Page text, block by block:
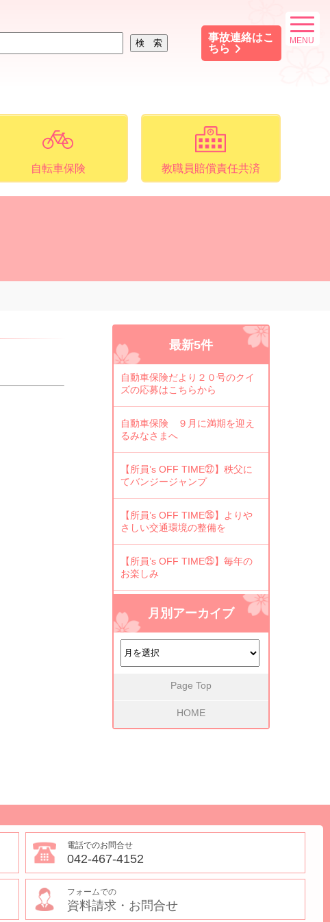
事故連絡はこ
ちら
自転車保険 教職員賠償責任共済
最新5件
自動車保険だより２０号のクイ
ズの応募はこちらから
自動車保険 ９月に満期を迎え
るみなさまへ
【所員’s OFF TIME㉗】秩父に
てバンジージャンプ
【所員’s OFF TIME㉖】よりや
さしい交通環境の整備を
【所員’s OFF TIME㉕】毎年の
お楽しみ
月別アーカイブ
Page Top
HOME
電話でのお問合せ
042-467-4152
フォームでの
資料請求・お問合せ